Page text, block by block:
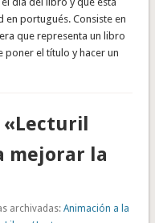
en portugués. Consiste en
que representa un libro
el título y hacer un
«Lecturil
mejorar la
archivadas:Animación a la